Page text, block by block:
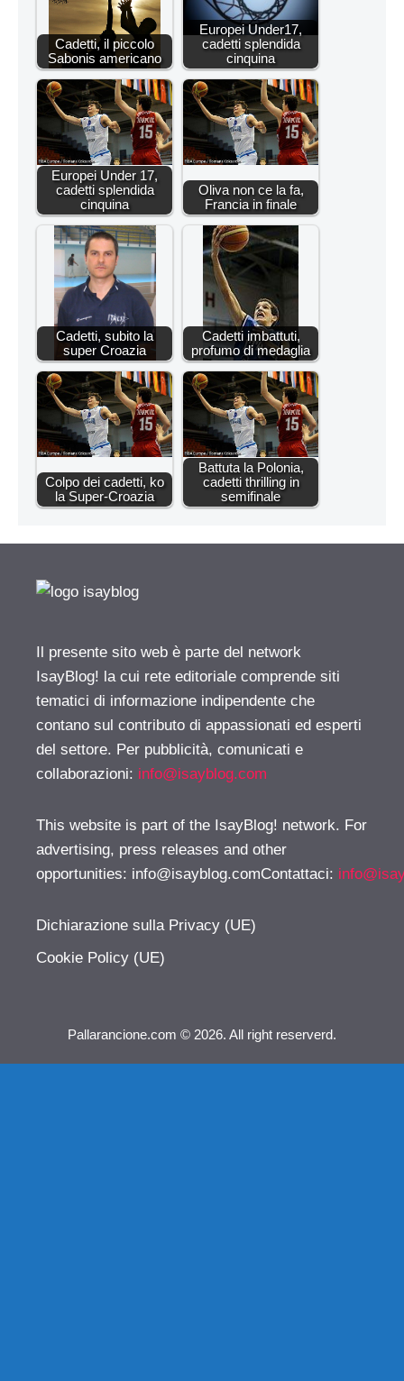
Cadetti, il piccolo
Sabonis americano
Europei Under17,
cadetti splendida
cinquina
Europei Under 17,
cadetti splendida
cinquina
Oliva non ce la fa,
Francia in finale
Cadetti, subito la
super Croazia
Cadetti imbattuti,
profumo di medaglia
Colpo dei cadetti, ko
la Super-Croazia
Battuta la Polonia,
cadetti thrilling in
semifinale
Il presente sito web è parte del network
IsayBlog! la cui rete editoriale comprende siti
tematici di informazione indipendente che
contano sul contributo di appassionati ed esperti
del settore. Per pubblicità, comunicati e
collaborazioni: info@isayblog.com
This website is part of the IsayBlog! network. For
advertising, press releases and other
opportunities: info@isayblog.comContattaci:
Dichiarazione sulla Privacy (UE)
Cookie Policy (UE)
Pallarancione.com © 2026. All right reserverd.